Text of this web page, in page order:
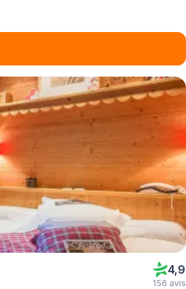
4,9
156 avis